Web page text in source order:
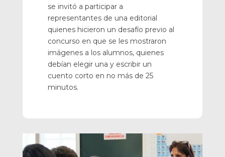
se invitó a participar a
representantes de una editorial
quienes hicieron un desafío previo al
concurso en que se les mostraron
imágenes a los alumnos, quienes
debían elegir una y escribir un
cuento corto en no más de 25
minutos.